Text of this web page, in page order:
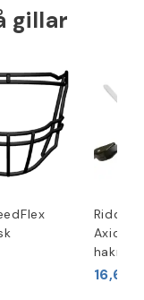
gillar
Riddell
Axiom
16,67